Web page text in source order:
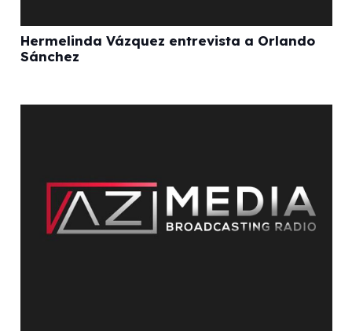
Hermelinda Vázquez entrevista a Orlando
Sánchez